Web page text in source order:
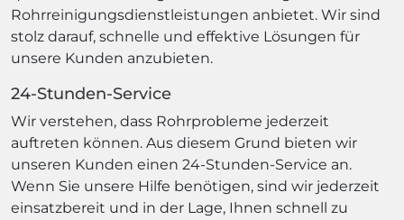
Rohrreinigungsdienstleistungen anbietet. Wir sind
stolz darauf, schnelle und effektive Lösungen für
unsere Kunden anzubieten.
24-Stunden-Service
Wir verstehen, dass Rohrprobleme jederzeit
auftreten können. Aus diesem Grund bieten wir
unseren Kunden einen 24-Stunden-Service an.
Wenn Sie unsere Hilfe benötigen, sind wir jederzeit
einsatzbereit und in der Lage, Ihnen schnell zu